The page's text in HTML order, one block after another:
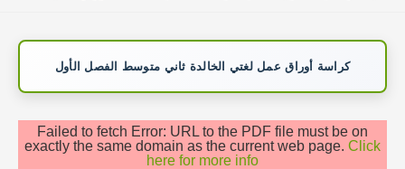
كراسة أوراق عمل لغتي الخالدة ثاني متوسط الفصل الأول
Failed to fetch Error: URL to the PDF file must be on
exactly the same domain as the current web page. Click
here for more info